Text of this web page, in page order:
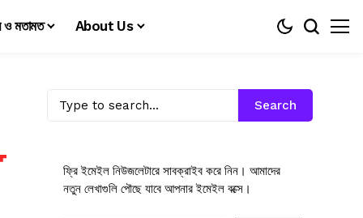
ও মতামত About Us
Search
ফ্রি ইমেইল নিউজলেটারে সাবক্রাইব করে নিন। আমাদের
নতুন লেখাগুলি পৌছে যাবে আপনার ইমেইল বক্সে।